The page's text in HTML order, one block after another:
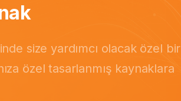
size yardımcı olacak özel bir
özel tasarlanmış kaynaklara